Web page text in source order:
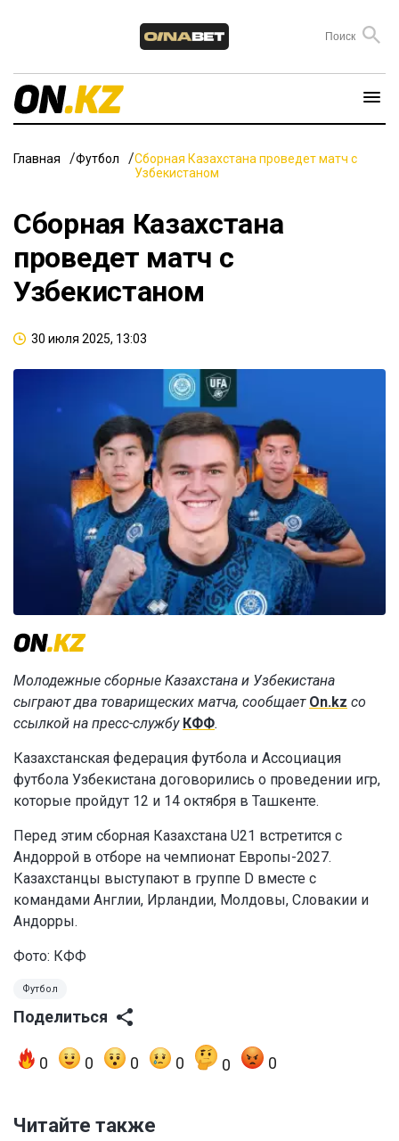
Главная Футбол
Сборная Казахстана проведет матч с
Узбекистаном
Сборная Казахстана
проведет матч с
Узбекистаном
30 июля 2025, 13:03
Молодежные сборные Казахстана и Узбекистана
сыграют два товарищеских матча, сообщает On.kz со
ссылкой на пресс-службу КФФ.
Казахстанская федерация футбола и Ассоциация
футбола Узбекистана договорились о проведении игр,
которые пройдут 12 и 14 октября в Ташкенте.
Перед этим сборная Казахстана U21 встретится с
Андоррой в отборе на чемпионат Европы-2027.
Казахстанцы выступают в группе D вместе с
командами Англии, Ирландии, Молдовы, Словакии и
Андорры.
Фото: КФФ
Футбол
Поделиться
0 0 0 0 0 0
Читайте также